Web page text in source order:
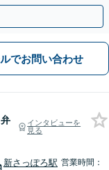
厳守】
でお問い合わせ
弁
インタビューを
見る
新さっぽろ駅 営業時間：